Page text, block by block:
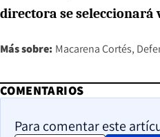
directora se seleccionará
Más sobre: Macarena Cortés
COMENTARIOS
Para comentar este